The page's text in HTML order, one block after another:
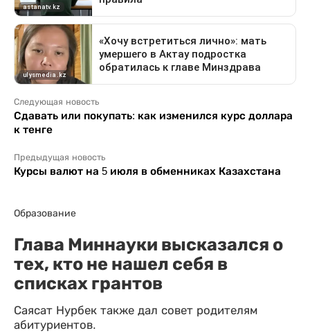
Следующая новость
Сдавать или покупать: как изменился курс доллара
к тенге
Предыдущая новость
Курсы валют на 5 июля в обменниках Казахстана
Образование
Глава Миннауки высказался о
тех, кто не нашел себя в
списках грантов
Саясат Нурбек также дал совет родителям
абитуриентов.